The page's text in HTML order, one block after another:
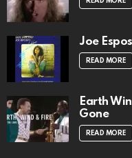
Joe
READ MORE
Earth
Gone
READ MORE